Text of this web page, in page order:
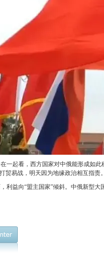
一起看，西方国家对中俄能形成如
贸易战，明天因为地缘政治相互指
利益向“盟主国家”倾斜。中俄新型